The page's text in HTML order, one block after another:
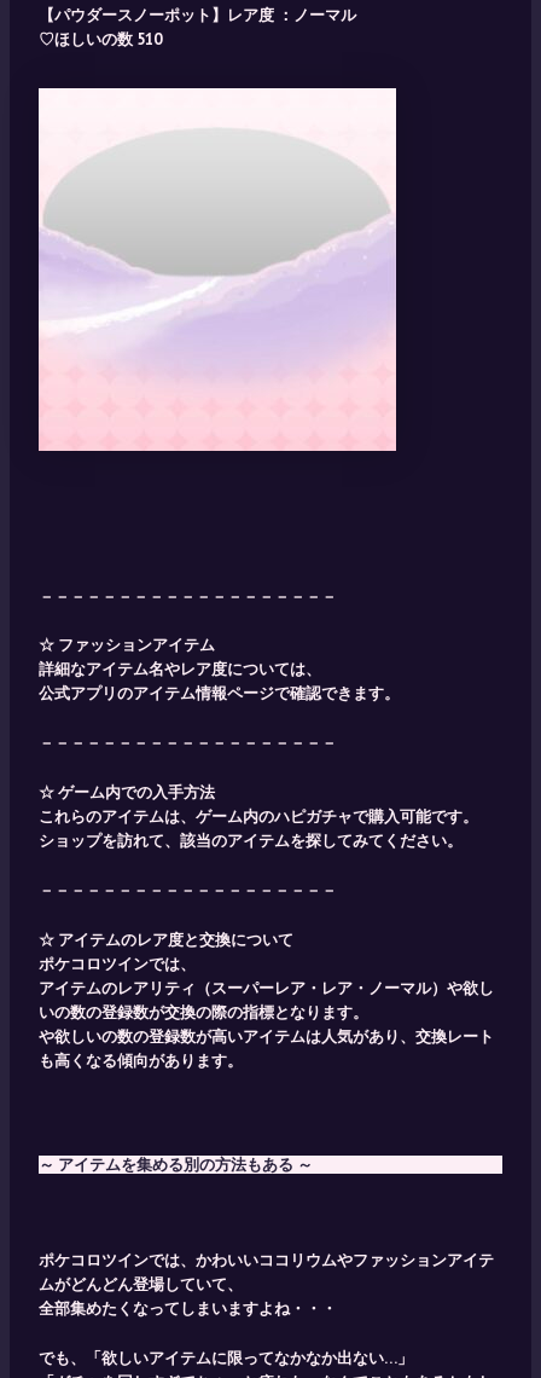
【パウダースノーポット】レア度 ：ノーマル
♡ほしいの数 510
－－－－－－－－－－－－－－－－－－－
☆ ファッションアイテム
詳細なアイテム名やレア度については、
公式アプリのアイテム情報ページで確認できます。
－－－－－－－－－－－－－－－－－－－
☆ ゲーム内での入手方法
これらのアイテムは、ゲーム内のハピガチャで購入可能です。​
ショップを訪れて、該当のアイテムを探してみてください。
－－－－－－－－－－－－－－－－－－－
☆ アイテムのレア度と交換について
ポケコロツインでは、
アイテムのレアリティ（スーパーレア・レア・ノーマル）や欲し
いの数の登録数が交換の際の指標となります。
や欲しいの数の登録数が高いアイテムは人気があり、交換レート
も高くなる傾向があります。 ​
～ アイテムを集める別の方法もある ～
ポケコロツインでは、かわいいココリウムやファッションアイテ
ムがどんどん登場していて、
全部集めたくなってしまいますよね・・・
でも、「欲しいアイテムに限ってなかなか出ない…」